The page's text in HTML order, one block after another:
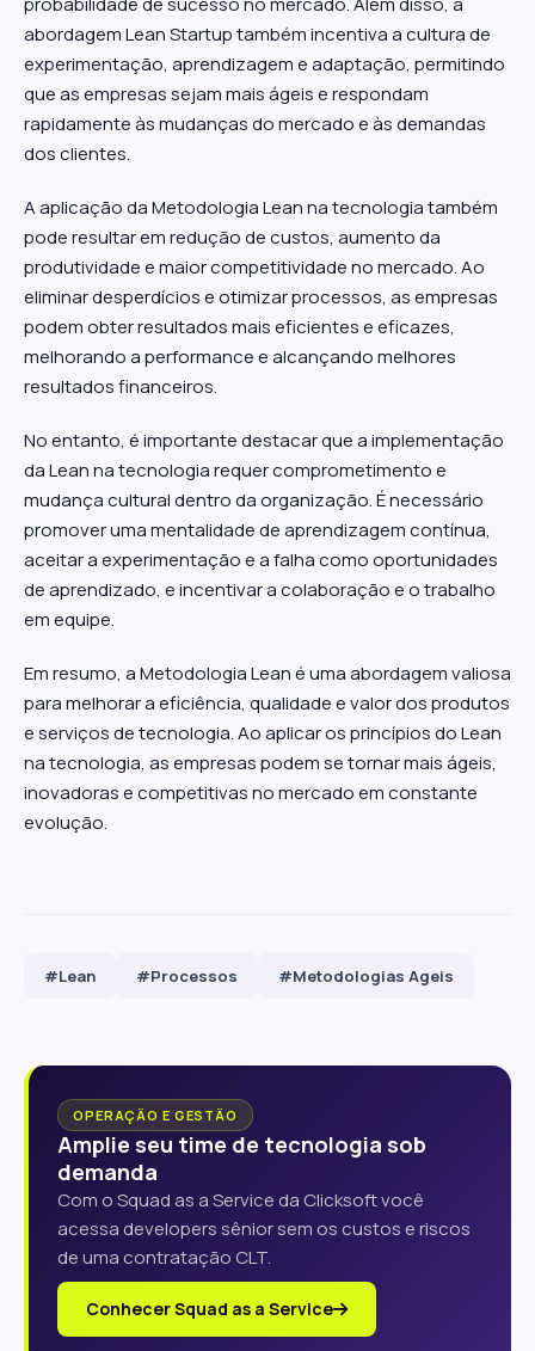
abordagem Lean Startup também incentiva a cultura de
experimentação, aprendizagem e adaptação, permitindo
que as empresas sejam mais ágeis e respondam
rapidamente às mudanças do mercado e às demandas
dos clientes.
A aplicação da Metodologia Lean na tecnologia também
pode resultar em redução de custos, aumento da
produtividade e maior competitividade no mercado. Ao
eliminar desperdícios e otimizar processos, as empresas
podem obter resultados mais eficientes e eficazes,
melhorando a performance e alcançando melhores
resultados financeiros.
No entanto, é importante destacar que a implementação
da Lean na tecnologia requer comprometimento e
mudança cultural dentro da organização. É necessário
promover uma mentalidade de aprendizagem contínua,
aceitar a experimentação e a falha como oportunidades
de aprendizado, e incentivar a colaboração e o trabalho
em equipe.
Em resumo, a Metodologia Lean é uma abordagem valiosa
para melhorar a eficiência, qualidade e valor dos produtos
e serviços de tecnologia. Ao aplicar os princípios do Lean
na tecnologia, as empresas podem se tornar mais ágeis,
inovadoras e competitivas no mercado em constante
evolução.
#Lean #Processos #Metodologias Ageis
OPERAÇÃO E GESTÃO
Amplie seu time de tecnologia sob
demanda
Com o Squad as a Service da Clicksoft você
acessa developers sênior sem os custos e riscos
de uma contratação CLT.
Conhecer Squad as a Service